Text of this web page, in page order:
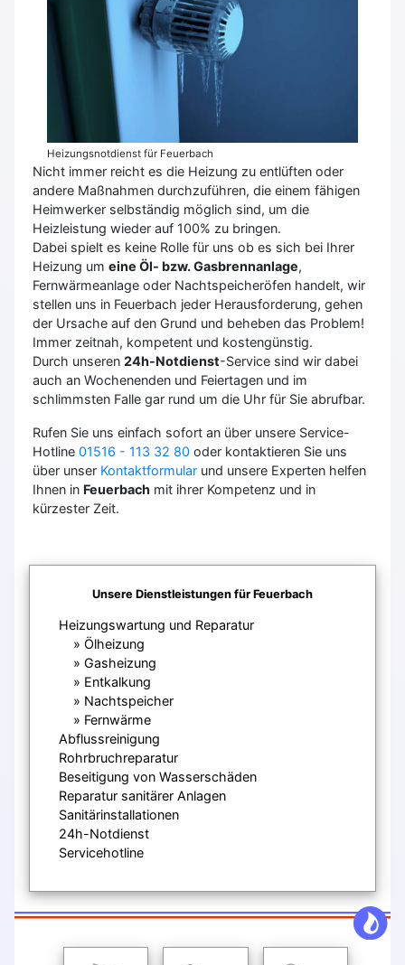
Heizungsnotdienst für Feuerbach
Nicht immer reicht es die Heizung zu entlüften oder
andere Maßnahmen durchzuführen, die einem fähigen
Heimwerker selbständig möglich sind, um die
Heizleistung wieder auf 100% zu bringen.
Dabei spielt es keine Rolle für uns ob es sich bei Ihrer
Heizung um eine Öl- bzw. Gasbrennanlage,
Fernwärmeanlage oder Nachtspeicheröfen handelt, wir
stellen uns in Feuerbach jeder Herausforderung, gehen
der Ursache auf den Grund und beheben das Problem!
Immer zeitnah, kompetent und kostengünstig.
Durch unseren 24h-Notdienst-Service sind wir dabei
auch an Wochenenden und Feiertagen und im
schlimmsten Falle gar rund um die Uhr für Sie abrufbar.
Rufen Sie uns einfach sofort an über unsere Service-
Hotline 01516 - 113 32 80 oder kontaktieren Sie uns
über unser Kontaktformular und unsere Experten helfen
Ihnen in Feuerbach mit ihrer Kompetenz und in
kürzester Zeit.
Unsere Dienstleistungen für Feuerbach
Heizungswartung und Reparatur
Ölheizung
Gasheizung
Entkalkung
Nachtspeicher
Fernwärme
Abflussreinigung
Rohrbruchreparatur
Beseitigung von Wasserschäden
Reparatur sanitärer Anlagen
Sanitärinstallationen
24h-Notdienst
Servicehotline